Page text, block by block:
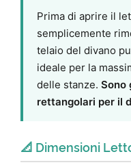
Prima di aprire il
semplicemente
telaio del divano
ideale per la
delle stanze. Sono
rettangolari per il
📐 Dimensioni